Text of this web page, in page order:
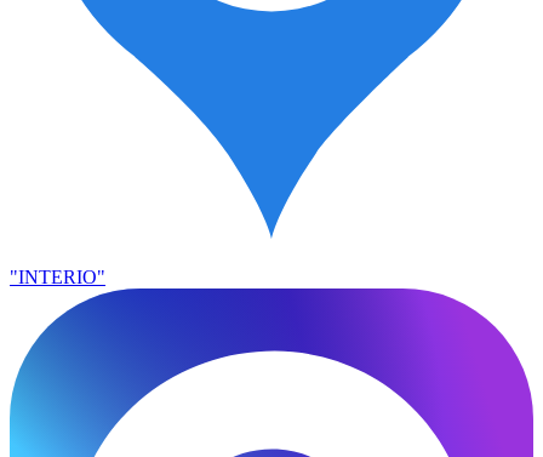
"INTERIO"